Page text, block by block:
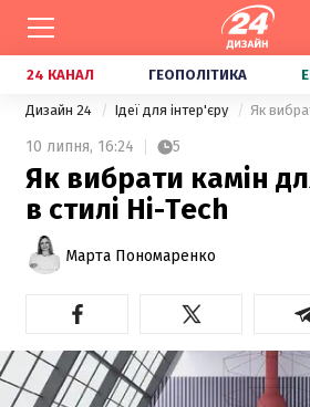
24 КАНАЛ ГЕОПОЛІТИКА
Дизайн 24 Ідеї для інтер'єру
10 липня, 16:24 5
Як вибрати камін
в стилі Hi-Tech
Марта Пономаренко